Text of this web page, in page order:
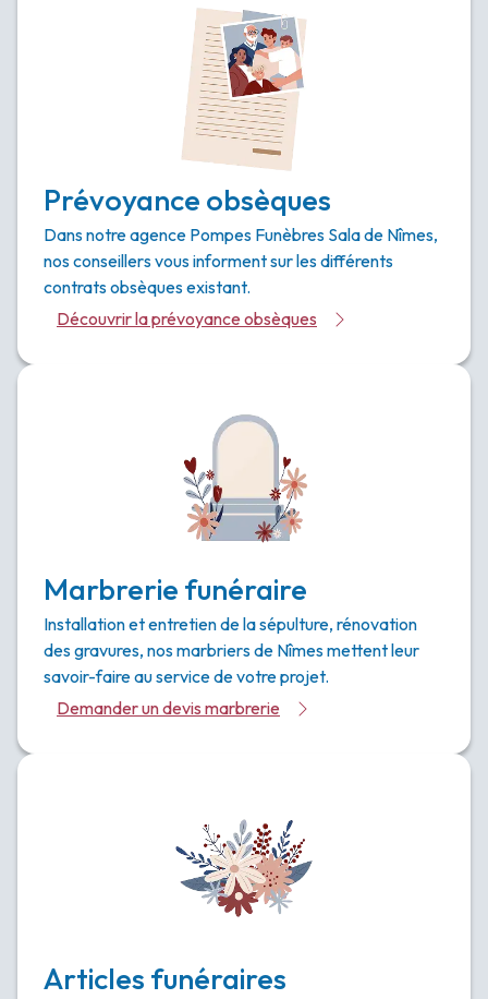
Prévoyance obsèques
Dans notre agence Pompes Funèbres Sala de Nîmes,
nos conseillers vous informent sur les différents
contrats obsèques existant.
Découvrir la prévoyance obsèques
Marbrerie funéraire
Installation et entretien de la sépulture, rénovation
des gravures, nos marbriers de Nîmes mettent leur
savoir-faire au service de votre projet.
Demander un devis marbrerie
Articles funéraires